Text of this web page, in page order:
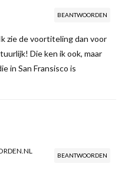
BEANTWOORDEN
zie de voortiteling dan voor
Die ken ik ook, maar
in San Fransisco is
BEANTWOORDEN